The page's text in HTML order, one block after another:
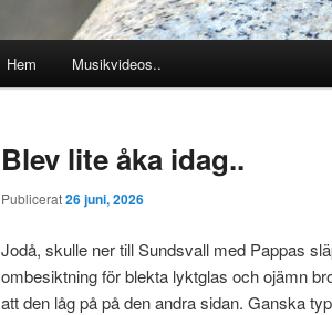
Hem Musikvideos..
Blev lite åka idag..
Publicerat26 juni, 2026
Jodå, skulle ner till Sundsvall med Pappas
ombesiktning för blekta lyktglas och ojämn
att den låg på på den andra sidan. Ganska